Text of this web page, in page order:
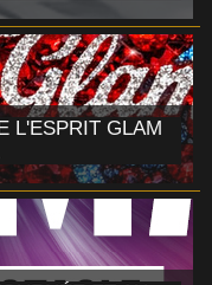
L'ESPRIT GLAM